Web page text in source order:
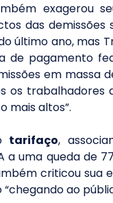
exagerou
das
último ano, mas
em massa
os trabalhadores
mais altos”.
tarifaço,
a uma queda de
criticou sua
ao